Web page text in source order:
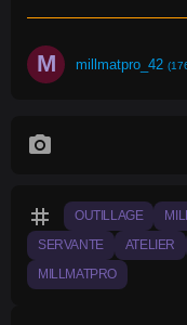
M millmatpro_42
photo_camera
tag OUTILLAGE
SERVANTE ATELIER
MILLMATPRO